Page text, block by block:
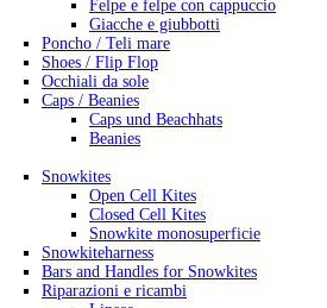
Felpe e felpe con cappuccio
Giacche e giubbotti
Poncho / Teli mare
Shoes / Flip Flop
Occhiali da sole
Caps / Beanies
Caps und Beachhats
Beanies
Snowkites
Open Cell Kites
Closed Cell Kites
Snowkite monosuperficie
Snowkiteharness
Bars and Handles for Snowkites
Riparazioni e ricambi